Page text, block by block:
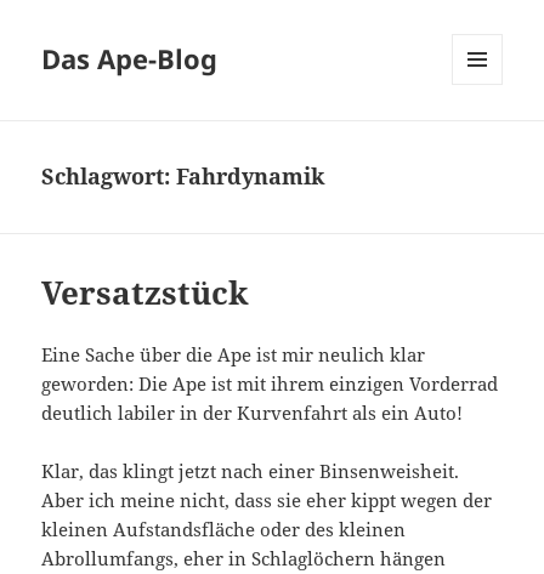
Das Ape-Blog
Schlagwort:Fahrdynamik
Versatzstück
Eine Sache über die Ape ist mir neulich klar
geworden: Die Ape ist mit ihrem einzigen Vorderrad
deutlich labiler in der Kurvenfahrt als ein Auto!
Klar, das klingt jetzt nach einer Binsenweisheit.
Aber ich meine nicht, dass sie eher kippt wegen der
kleinen Aufstandsfläche oder des kleinen
Abrollumfangs, eher in Schlaglöchern hängen